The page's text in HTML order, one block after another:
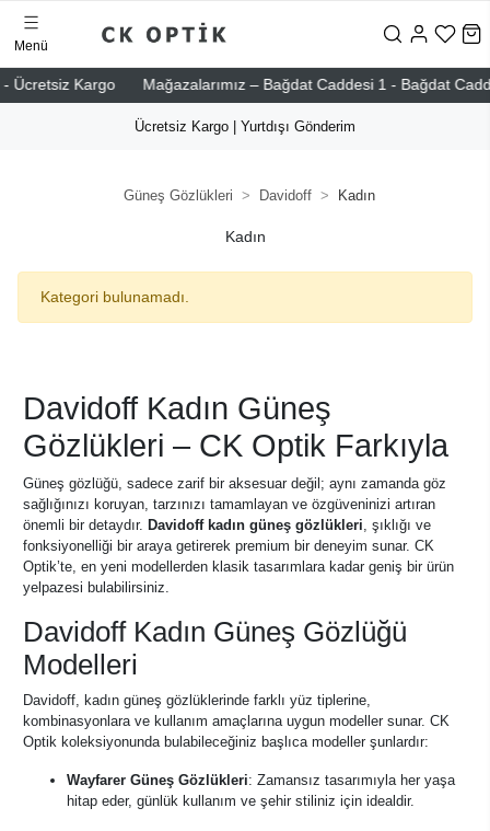
Kargo Mağazalarımız – Bağdat Caddesi 1 - Bağdat
Menü
Ücretsiz Kargo | Yurtdışı Gönderim
Güneş Gözlükleri Davidoff Kadın
Kadın
Kategori bulunamadı.
Davidoff Kadın Güneş
Gözlükleri – CK Optik Farkıyla
Güneş gözlüğü, sadece zarif bir aksesuar değil; aynı zamanda göz
sağlığınızı koruyan, tarzınızı tamamlayan ve özgüveninizi artıran
önemli bir detaydır. Davidoff kadın güneş gözlükleri, şıklığı ve
fonksiyonelliği bir araya getirerek premium bir deneyim sunar. CK
Optik’te, en yeni modellerden klasik tasarımlara kadar geniş bir ürün
yelpazesi bulabilirsiniz.
Davidoff Kadın Güneş Gözlüğü
Modelleri
Davidoff, kadın güneş gözlüklerinde farklı yüz tiplerine,
kombinasyonlara ve kullanım amaçlarına uygun modeller sunar. CK
Optik koleksiyonunda bulabileceğiniz başlıca modeller şunlardır:
Wayfarer Güneş Gözlükleri: Zamansız tasarımıyla her yaşa
hitap eder, günlük kullanım ve şehir stiliniz için idealdir.